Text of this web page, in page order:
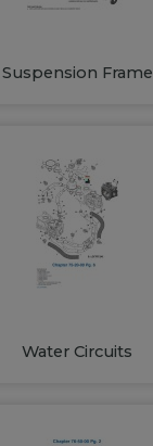
Suspension Frame
Water Circuits